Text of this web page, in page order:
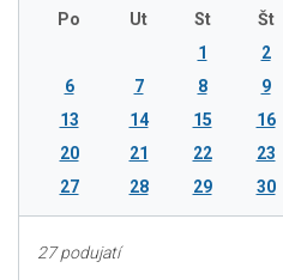
Po Ut St Št
1
2
6
7 8 9
13
14 15 16
20
21 22 23
27
28 29 30
27 podujatí